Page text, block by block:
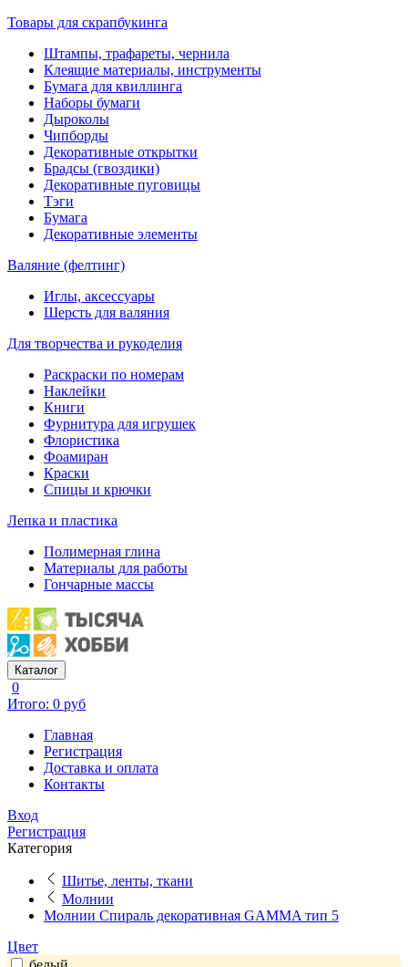
Товары для скрапбукинга
Штампы, трафареты, чернила
Клеящие материалы, инструменты
Бумага для квиллинга
Наборы бумаги
Дыроколы
Чипборды
Декоративные открытки
Брадсы (гвоздики)
Декоративные пуговицы
Тэги
Бумага
Декоративные элементы
Валяние (фелтинг)
Иглы, аксессуары
Шерсть для валяния
Для творчества и рукоделия
Раскраски по номерам
Наклейки
Книги
Фурнитура для игрушек
Флористика
Фоамиран
Краски
Спицы и крючки
Лепка и пластика
Полимерная глина
Материалы для работы
Гончарные массы
Каталог
0
Итого: 0 руб
Главная
Регистрация
Доставка и оплата
Контакты
Вход
Регистрация
Категория
Шитье, ленты, ткани
Молнии
Молнии Спираль декоративная GAMMA тип 5
Цвет